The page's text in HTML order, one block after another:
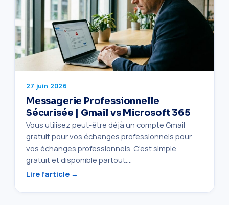
27 juin 2026
Messagerie Professionnelle
Sécurisée | Gmail vs Microsoft 365
Vous utilisez peut-être déjà un compte Gmail
gratuit pour vos échanges professionnels pour
vos échanges professionnels. C’est simple,
gratuit et disponible partout.…
Lire l’article →